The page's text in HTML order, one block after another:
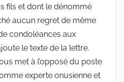
fils et dont le dénommé
aucun regret de même
condoléances aux
le texte de la lettre.
met à l’opposé du poste
experte onusienne et